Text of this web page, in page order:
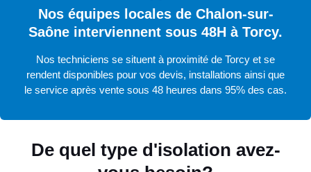
De quel type d'isolation avez-
Nos équipes locales de Chalon-sur-
Saône interviennent sous 48H à Torcy.
Nos techniciens se situent à proximité de Torcy et se
rendent disponibles pour vos devis, installations ainsi que
le service après vente sous 48 heures dans 95% des cas.